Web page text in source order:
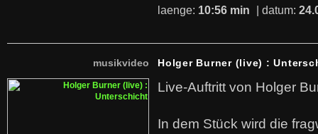
laenge: 10:56 min | datum:
musikvideo Holger Burner (live) :
Live-Auftritt von Holger
In dem Stück wird die